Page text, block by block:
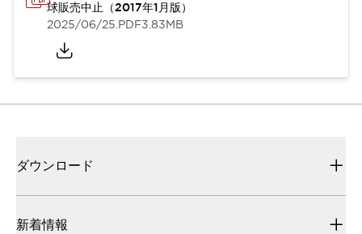
球販売中止（2017年1月版）
2025/06/25.PDF3.83MB
ダウンロード
新着情報